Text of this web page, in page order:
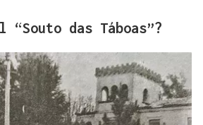
“Souto das Táboas”?